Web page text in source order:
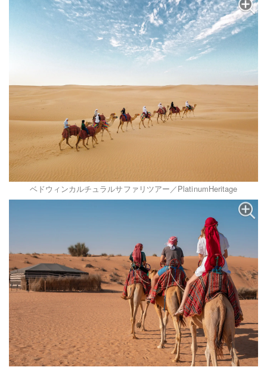
ベドウィンカルチュラルサファリツアー／PlatinumHeritage